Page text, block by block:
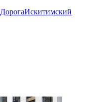
ДорогаИскитимский